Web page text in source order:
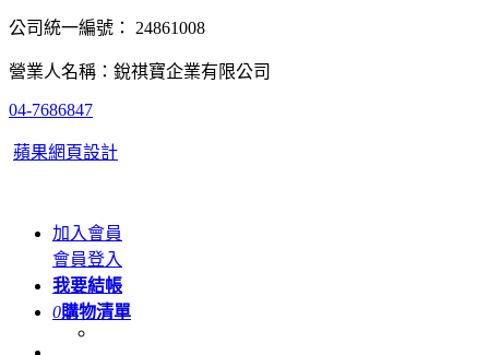
公司統一編號： 24861008
營業人名稱：銳祺寶企業有限公司
04-7686847
蘋果網頁設計
加入會員
會員登入
我要結帳
0購物清單